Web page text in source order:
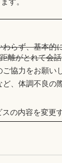
らず、基本的
離がとれて会
協力をお願い
、体調不良の
の内容を変更